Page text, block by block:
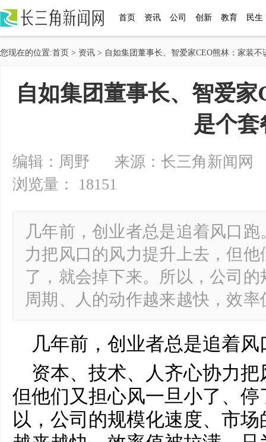
首页 资讯 公司 创新 教育 民生
您现在的位置:首页 > 资讯 > 自如集团董事长、智爱家CEO熊林：家装不
自如集团董事长、智爱
是个套
编辑：周野 来源：长三角新闻网
浏览量： 18151
几年前，创业者总是追着风口
力把风口的风力提升上去，但
了，就会掉下来。所以，公司
周期、人的动作越来越快，效
几年前，创业者总是追着风
资本、技术、人齐心协力
但他们又担心风一旦小了、
以，公司的规模化速度、市